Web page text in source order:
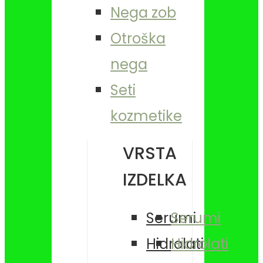
Nega zob
Otroška
nega
Seti
kozmetike
VRSTA
IZDELKA
Serumi
Hidrolati
Serumi
Hidrolati